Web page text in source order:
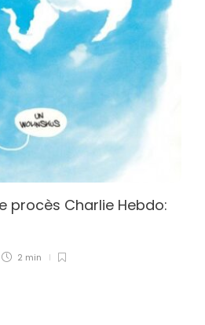
procès Charlie Hebdo:
2 min